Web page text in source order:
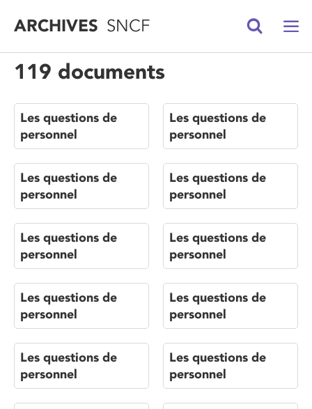
ARCHIVESSNCF
119 documents
Les questions de
personnel
Les questions de
personnel
Les questions de
personnel
Les questions de
personnel
Les questions de
personnel
Les questions de
personnel
Les questions de
personnel
Les questions de
personnel
Les questions de
personnel
Les questions de
personnel